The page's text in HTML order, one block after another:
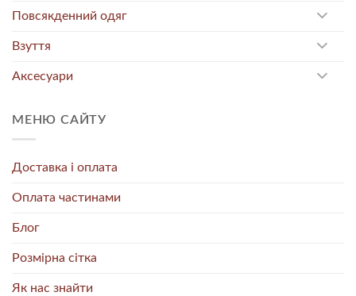
Повсякденний одяг
Взуття
Аксесуари
МЕНЮ САЙТУ
Доставка і оплата
Оплата частинами
Блог
Розмірна сітка
Як нас знайти